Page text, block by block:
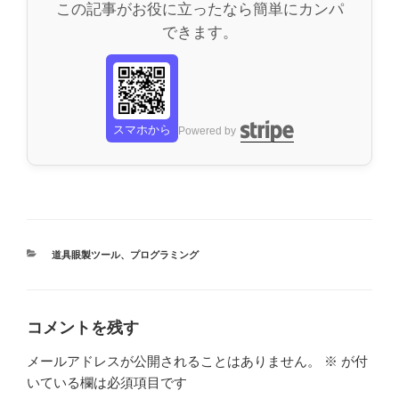
この記事がお役に立ったなら簡単にカンパ
できます。
スマホから Powered by
カ
道具眼製ツール、 プログラミング
コメントを残す
メールアドレスが公開されることはありません。 ※ が付
いている欄は必須項目です